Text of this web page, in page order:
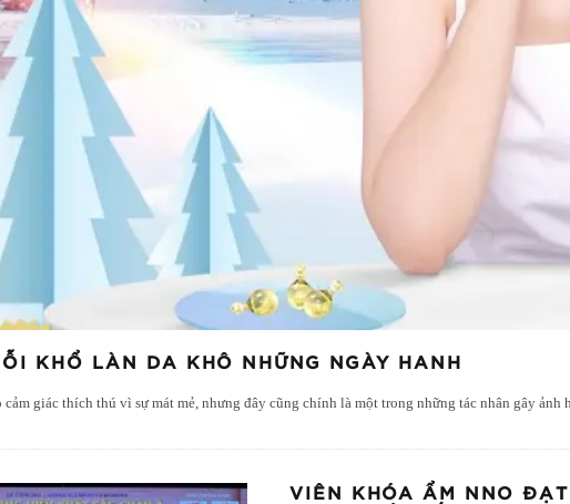
KHỔ LÀN DA KHÔ NHỮNG NGÀY HANH
cảm giác thích thú vì sự mát mẻ, nhưng đây cũng chính là một trong những tác nhân gây
VIÊN KHÓA ẨM NNO ĐẠT